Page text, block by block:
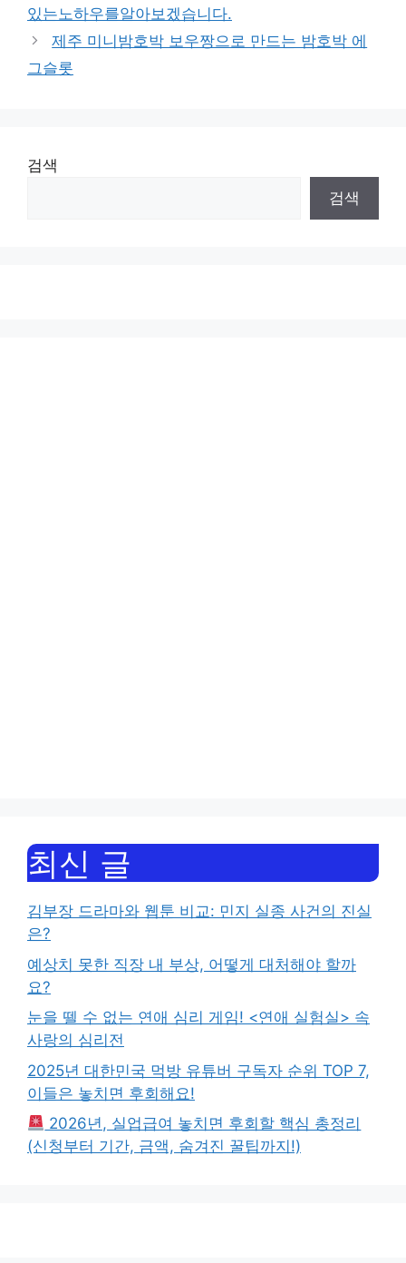
있는노하우를알아보겠습니다.
제주 미니밤호박 보우짱으로 만드는 밤호박 에
그슬롯
검색
검색
최신 글
김부장 드라마와 웹툰 비교: 민지 실종 사건의 진실
은?
예상치 못한 직장 내 부상, 어떻게 대처해야 할까
요?
눈을 뗄 수 없는 연애 심리 게임! <연애 실험실> 속
사랑의 심리전
2025년 대한민국 먹방 유튜버 구독자 순위 TOP 7,
이들은 놓치면 후회해요!
2026년, 실업급여 놓치면 후회할 핵심 총정리
(신청부터 기간, 금액, 숨겨진 꿀팁까지!)